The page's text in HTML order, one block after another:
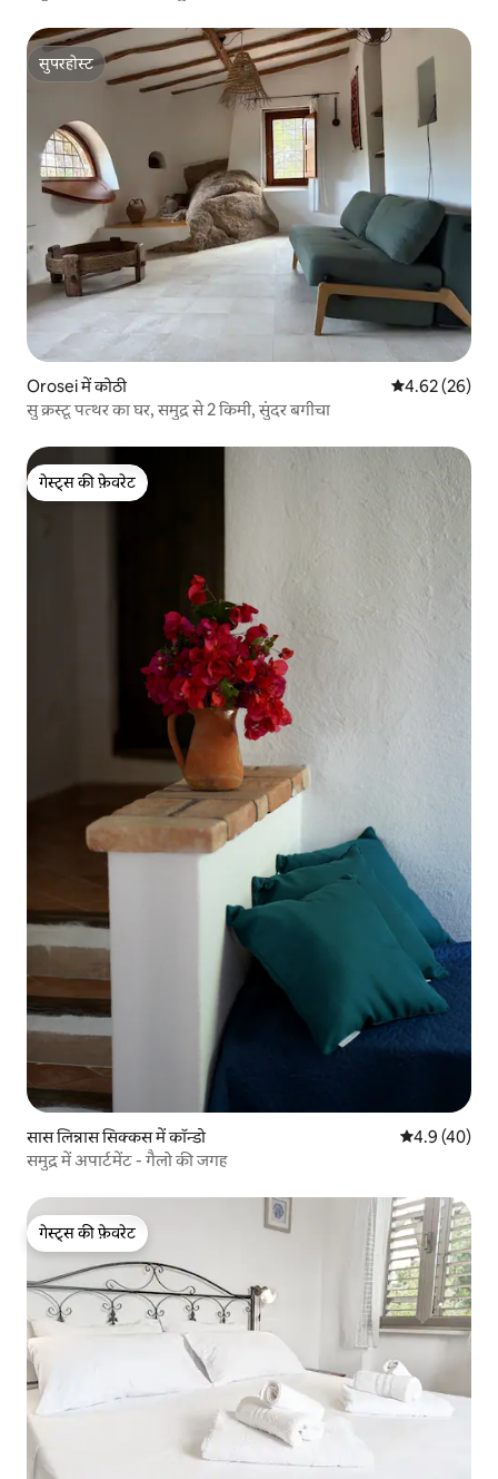
सुपरहोस्ट
सुपरहोस्ट
Orosei में कोठी औसत रेटिंग 5 में
4.62 (26)
सु क्रस्टू पत्थर का घर, समुद्र से 2 किमी, सुंदर बगीचा
गेस्ट्स की फ़ेवरेट
गेस्ट्स की फ़ेवरेट
सास लिन्नास सिक्कस में कॉन्डो औसत रेटिंग 5
4.9 (40)
समुद्र में अपार्टमेंट - गैलो की जगह
गेस्ट्स की फ़ेवरेट
गेस्ट्स की फ़ेवरेट